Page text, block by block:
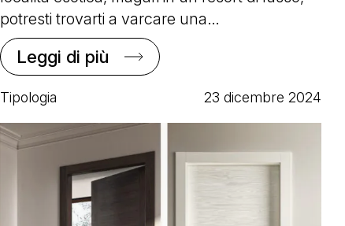
potresti trovarti a varcare una…
Leggi di più
Tipologia 23 dicembre 2024